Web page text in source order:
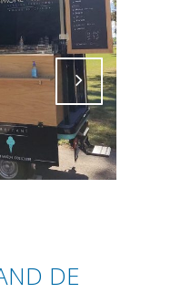
Attiva comando
DE